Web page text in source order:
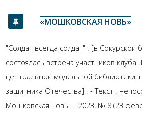
«МОШКОВСКАЯ НОВЬ»
"Солдат всегда солдат" : [в Сокурской
состоялась встреча участников
центральной модельной
защитника Отечества] . - Текст :
Мошковская новь . - 2023, № 8 (23